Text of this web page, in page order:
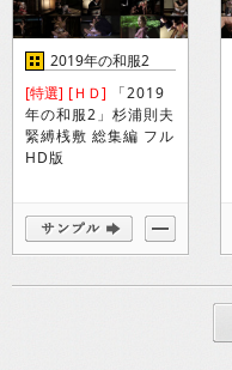
2019年の和服2
[特選] [ＨＤ] 「2019
年の和服2」杉浦則夫
緊縛桟敷 総集編 フル
HD版